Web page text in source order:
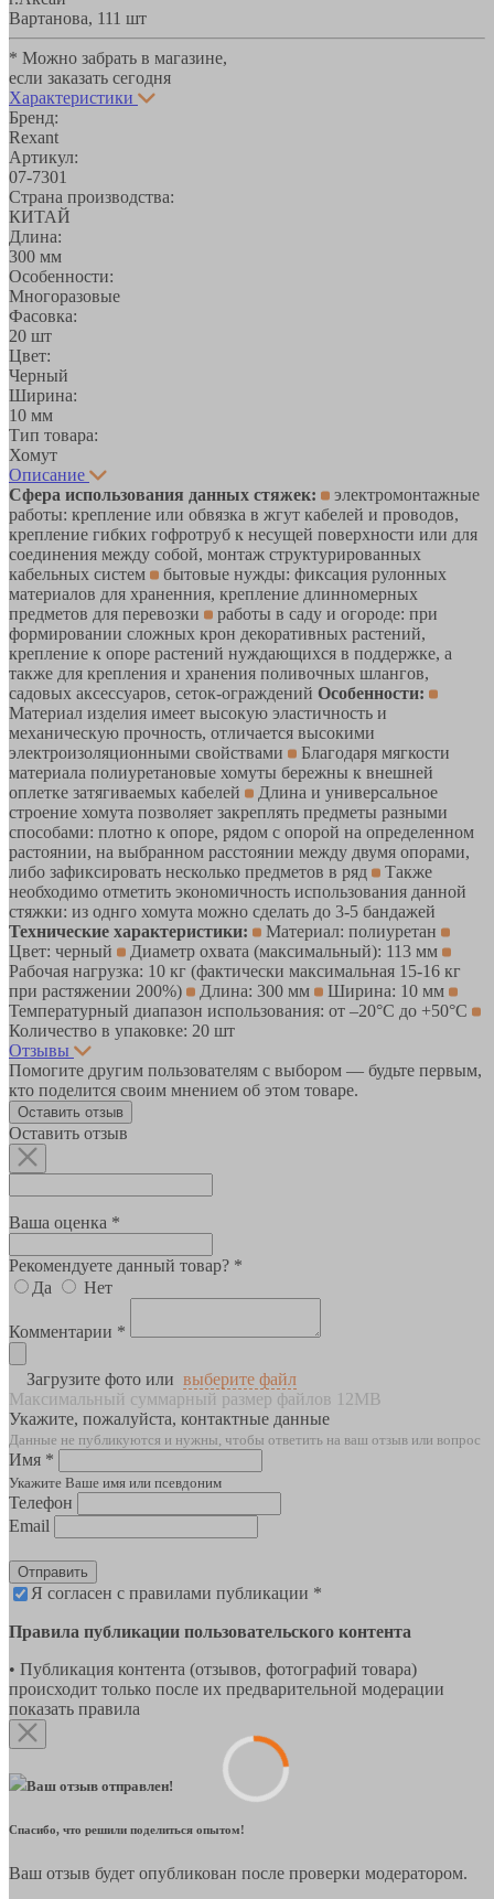
Вартанова, 111 шт
* Можно забрать в магазине,
если заказать сегодня
Характеристики
Бренд:
Rexant
Артикул:
07-7301
Страна производства:
КИТАЙ
Длина:
300 мм
Особенности:
Многоразовые
Фасовка:
20 шт
Цвет:
Черный
Ширина:
10 мм
Тип товара:
Хомут
Описание
Сфера использования данных стяжек:
электромонтажные
работы: крепление или обвязка в жгут кабелей и проводов,
крепление гибких гофротруб к несущей поверхности или для
соединения между собой, монтаж структурированных
кабельных систем
бытовые нужды: фиксация рулонных
материалов для храненния, крепление длинномерных
предметов для перевозки
работы в саду и огороде: при
формировании сложных крон декоративных растений,
крепление к опоре растений нуждающихся в поддержке, а
также для крепления и хранения поливочных шлангов,
садовых аксессуаров, сеток-ограждений Особенности:
Материал изделия имеет высокую эластичность и
механическую прочность, отличается высокими
электроизоляционными свойствами
Благодаря мягкости
материала полиуретановые хомуты бережны к внешней
оплетке затягиваемых кабелей
Длина и универсальное
строение хомута позволяет закреплять предметы разными
способами: плотно к опоре, рядом с опорой на определенном
растоянии, на выбранном расстоянии между двумя опорами,
либо зафиксировать несколько предметов в ряд
Также
необходимо отметить экономичность использования данной
стяжки: из однго хомута можно сделать до 3-5 бандажей
Технические характеристики:
Материал: полиуретан
Цвет: черный
Диаметр охвата (максимальный): 113 мм
Рабочая нагрузка: 10 кг (фактически максимальная 15-16 кг
при растяжении 200%)
Длина: 300 мм
Ширина: 10 мм
Температурный диапазон использования: от –20°С до +50°С
Количество в упаковке: 20 шт
Отзывы
Помогите другим пользователям с выбором — будьте первым,
кто поделится своим мнением об этом товаре.
Оставить отзыв
Оставить отзыв
Ваша оценка *
Рекомендуете данный товар? *
Да
Нет
Комментарии *
Загрузите фото или выберите файл
Максимальный суммарный размер файлов 12MB
Укажите, пожалуйста, контактные данные
Данные не публикуются и нужны, чтобы ответить на ваш отзыв или вопрос
Имя *
Укажите Ваше имя или псевдоним
Телефон
Email
Отправить
Я согласен с правилами публикации *
Правила публикации пользовательского контента
• Публикация контента (отзывов, фотографий товара)
происходит только после их предварительной модерации
показать правила
Ваш отзыв отправлен!
Спасибо, что решили поделиться опытом!
Ваш отзыв будет опубликован после проверки модератором.